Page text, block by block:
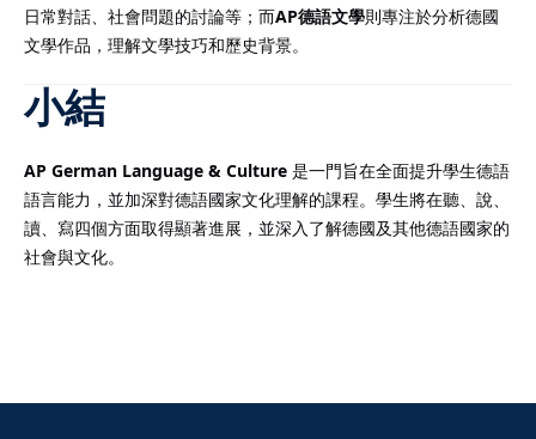
日常對話、社會問題的討論等；而AP德語文學則專注於分析德國
文學作品，理解文學技巧和歷史背景。
小結
AP German Language & Culture 是一門旨在全面提升學生德語
語言能力，並加深對德語國家文化理解的課程。學生將在聽、說、
讀、寫四個方面取得顯著進展，並深入了解德國及其他德語國家的
社會與文化。